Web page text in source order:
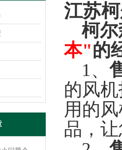
江苏
柯尔
本"的
1、
的风
用的
品，